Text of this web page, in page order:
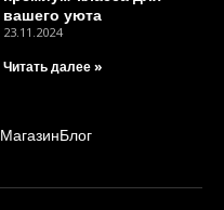
вашего уюта
23.11.2024
Читать далее »
МагазинБлог